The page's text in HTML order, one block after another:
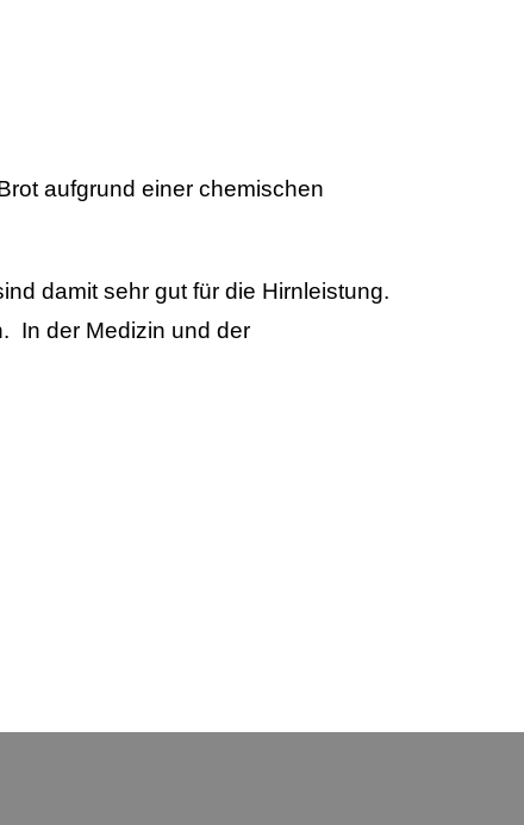
aufgrund einer chemischen
damit sehr gut für die Hirnleistung.
In der Medizin und der